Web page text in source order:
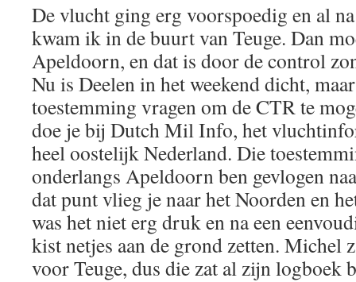
De vlucht ging erg voorspoedig en al
kwam ik in de buurt van Teuge. Dan
Apeldoorn, en dat is door de control
Nu is Deelen in het weekend dicht,
toestemming vragen om de CTR te
doe je bij Dutch Mil Info, het
heel oostelijk Nederland. Die
onderlangs Apeldoorn ben gevlogen
dat punt vlieg je naar het Noorden en
was het niet erg druk en na een
kist netjes aan de grond zetten. Michel
voor Teuge, dus die zat al zijn logboek